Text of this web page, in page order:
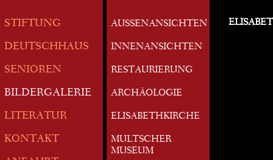
STIFTUNG
DEUTSCHHAUS
SENIOREN
BILDERGALERIE
LITERATUR
KONTAKT
AUSSENANSICHTEN
INNENANSICHTEN
RESTAURIERUNG
ARCHÄOLOGIE
ELISABETHKIRCHE
MULTSCHER
MUSEUM